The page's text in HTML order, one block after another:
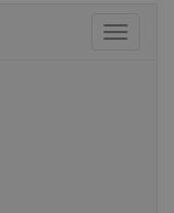
Toggle